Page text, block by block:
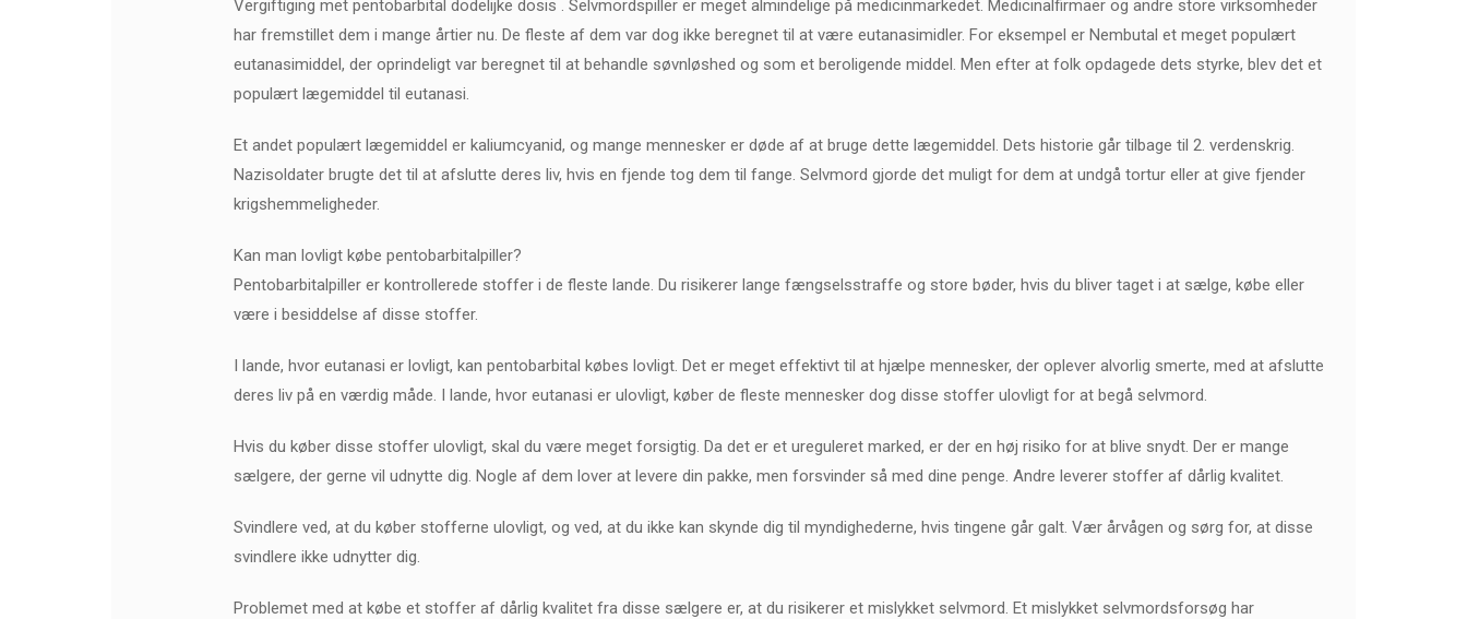
Vergiftiging met pentobarbital dodelijke dosis . Selvmordspiller er meget almindelige på medicinmarkedet. Medicinalfirmaer og andre store virksomheder
har fremstillet dem i mange årtier nu. De fleste af dem var dog ikke beregnet til at være eutanasimidler. For eksempel er Nembutal et meget populært
eutanasimiddel, der oprindeligt var beregnet til at behandle søvnløshed og som et beroligende middel. Men efter at folk opdagede dets styrke, blev det et
populært lægemiddel til eutanasi.
Et andet populært lægemiddel er kaliumcyanid, og mange mennesker er døde af at bruge dette lægemiddel. Dets historie går tilbage til 2. verdenskrig.
Nazisoldater brugte det til at afslutte deres liv, hvis en fjende tog dem til fange. Selvmord gjorde det muligt for dem at undgå tortur eller at give fjender
krigshemmeligheder.
Kan man lovligt købe pentobarbitalpiller?
Pentobarbitalpiller er kontrollerede stoffer i de fleste lande. Du risikerer lange fængselsstraffe og store bøder, hvis du bliver taget i at sælge, købe eller
være i besiddelse af disse stoffer.
I lande, hvor eutanasi er lovligt, kan pentobarbital købes lovligt. Det er meget effektivt til at hjælpe mennesker, der oplever alvorlig smerte, med at afslutte
deres liv på en værdig måde. I lande, hvor eutanasi er ulovligt, køber de fleste mennesker dog disse stoffer ulovligt for at begå selvmord.
Hvis du køber disse stoffer ulovligt, skal du være meget forsigtig. Da det er et ureguleret marked, er der en høj risiko for at blive snydt. Der er mange
sælgere, der gerne vil udnytte dig. Nogle af dem lover at levere din pakke, men forsvinder så med dine penge. Andre leverer stoffer af dårlig kvalitet.
Svindlere ved, at du køber stofferne ulovligt, og ved, at du ikke kan skynde dig til myndighederne, hvis tingene går galt. Vær årvågen og sørg for, at disse
svindlere ikke udnytter dig.
Problemet med at købe et stoffer af dårlig kvalitet fra disse sælgere er, at du risikerer et mislykket selvmord. Et mislykket selvmordsforsøg har